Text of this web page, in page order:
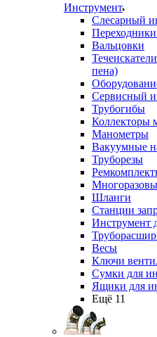
Инструмент
Слесарный
Вальцовки
пена)
Сервисный
Трубогибы
Коллекторы
Манометры
Вакуумные
Труборезы
Шланги
Станции
Инструмент
Весы
Ключи
Сумки для
Ящики для
Ещё 11